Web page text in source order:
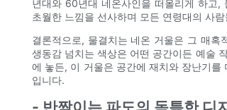
년대와 60년대 네온사인을 떠올리게 하고,
초월한 느낌을 선사하며 모든 연령대의 사
결론적으로, 물결치는 네온 거울은 그 매혹
생동감 넘치는 색상은 어떤 공간이든 예술
에 놓든, 이 거울은 공간에 재치와 장난기
입니다.